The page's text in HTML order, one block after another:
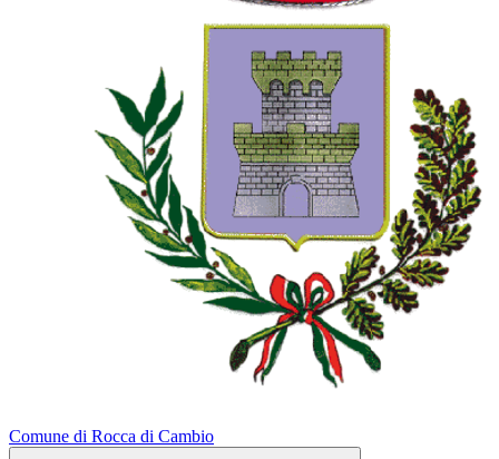
Comune di Rocca di Cambio